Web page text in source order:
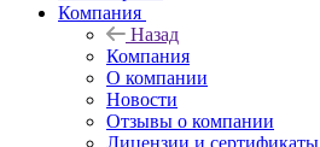
Компания
Назад
Компания
О компании
Новости
Отзывы о компании
Лицензии и сертификаты